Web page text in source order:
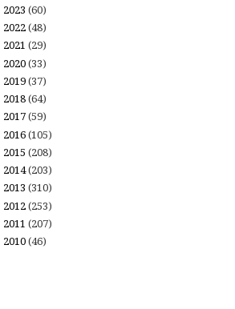
2023 (60)
2022 (48)
2021 (29)
2020 (33)
2019 (37)
2018 (64)
2017 (59)
2016 (105)
2015 (208)
2014(203)
2013 (310)
2012 (253)
2011 (207)
2010 (46)